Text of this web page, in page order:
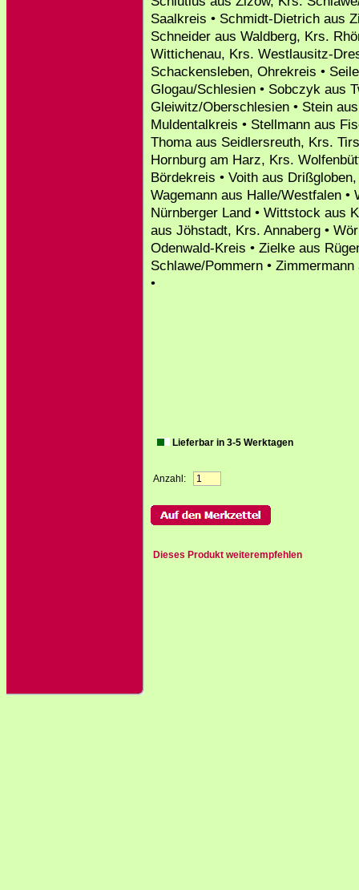
Saalkreis • Schmidt-Dietrich aus
Schneider aus Waldberg, Krs.
Wittichenau, Krs. Westlausitz-
Schackensleben, Ohrekreis •
Glogau/Schlesien • Sobczyk aus
Gleiwitz/Oberschlesien • Stein
Muldentalkreis • Stellmann aus
Thoma aus Seidlersreuth, Krs.
Hornburg am Harz, Krs.
Bördekreis • Voith aus
Wagemann aus Halle/Westfalen
Nürnberger Land • Wittstock aus
aus Jöhstadt, Krs. Annaberg •
Odenwald-Kreis • Zielke aus
Schlawe/Pommern •
•
Lieferbar in 3-5 Werktagen
Anzahl:
Dieses Produkt weiterempfehlen